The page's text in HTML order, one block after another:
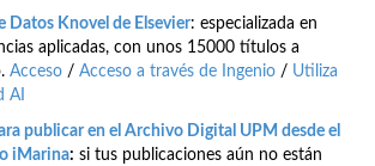
Datos Knovel de Elsevier: especializada en
aplicadas, con unos 15000 títulos a
Acceso / Acceso a través de Ingenio / Utiliza
AI
publicar en el Archivo Digital UPM desde el
iMarina: si tus publicaciones aún no están